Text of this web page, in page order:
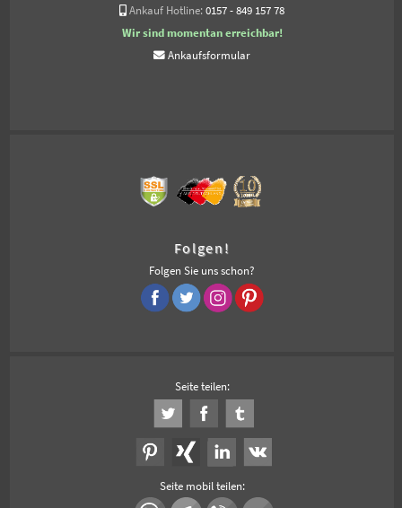
Ankauf Hotline: 0157 - 849 157 78
Wir sind momentan erreichbar!
Ankaufsformular
Folgen!
Folgen Sie uns schon?
Seite teilen:
Seite mobil teilen: